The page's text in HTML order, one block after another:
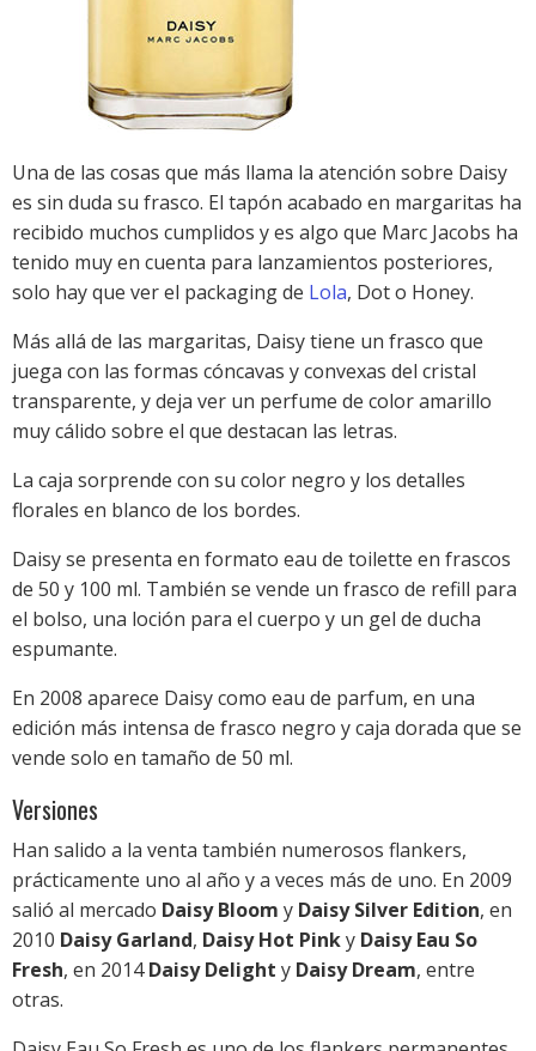
Una de las cosas que más llama la atención sobre Daisy
es sin duda su frasco. El tapón acabado en margaritas ha
recibido muchos cumplidos y es algo que Marc Jacobs ha
tenido muy en cuenta para lanzamientos posteriores,
solo hay que ver el packaging de Lola, Dot o Honey.
Más allá de las margaritas, Daisy tiene un frasco que
juega con las formas cóncavas y convexas del cristal
transparente, y deja ver un perfume de color amarillo
muy cálido sobre el que destacan las letras.
La caja sorprende con su color negro y los detalles
florales en blanco de los bordes.
Daisy se presenta en formato eau de toilette en frascos
de 50 y 100 ml. También se vende un frasco de refill para
el bolso, una loción para el cuerpo y un gel de ducha
espumante.
En 2008 aparece Daisy como eau de parfum, en una
edición más intensa de frasco negro y caja dorada que se
vende solo en tamaño de 50 ml.
Versiones
Han salido a la venta también numerosos flankers,
prácticamente uno al año y a veces más de uno. En 2009
salió al mercado Daisy Bloom y Daisy Silver Edition, en
2010 Daisy Garland, Daisy Hot Pinky Daisy Eau So
Fresh, en 2014Daisy Delight y Daisy Dream, entre
otras.